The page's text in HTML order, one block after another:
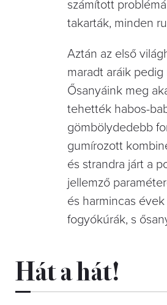
számított
takarták, minden
Aztán az első
maradt aráik
Ősanyáink meg
tehették habos-
gömbölydedebb
gumírozott
és strandra járt a
jellemző
és harmincas
fogyókúrák, s
Hát a hát!